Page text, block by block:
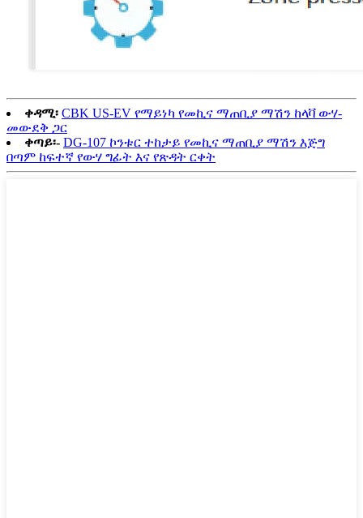
ቀዳሚ፡ CBK US-EV የማይነካ የመኪና ማጠቢያ ማሽን ከላቫ ውሃ-
መውደቅ ጋር
ቀጣይ፡- DG-107 ኮንቱር ተከታይ የመኪና ማጠቢያ ማሽን እጅግ
በጣም ከፍተኛ የውሃ ግፊት እና የጽዳት ርቀት